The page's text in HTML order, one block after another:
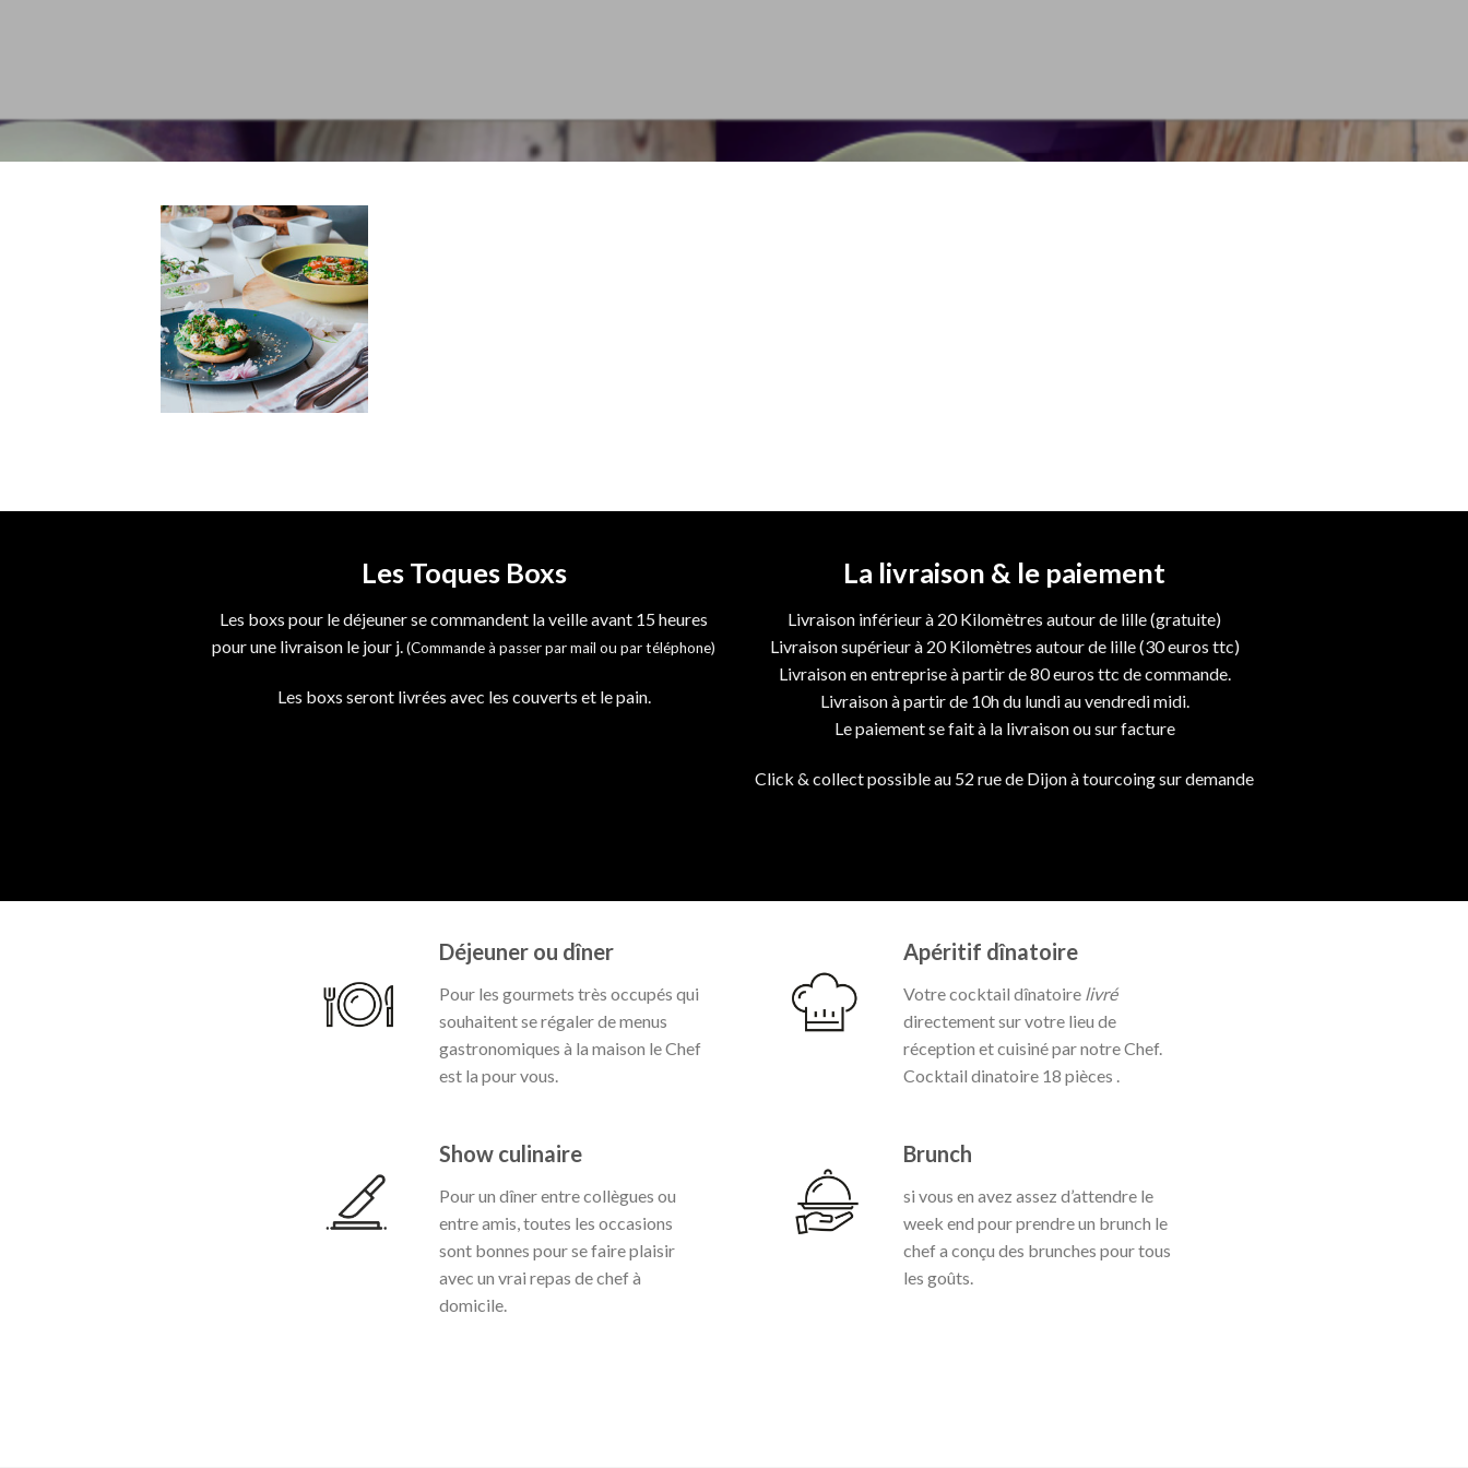
Les Toques Boxs
Les boxs pour le déjeuner se commandent la veille avant 15 heures
pour une livraison le jour j. (Commande à passer par mail ou par téléphone)
Les boxs seront livrées avec les couverts et le pain.
La livraison & le paiement
Livraison inférieur à 20 Kilomètres autour de lille (gratuite)
Livraison supérieur à 20 Kilomètres autour de lille (30 euros ttc)
Livraison en entreprise à partir de 80 euros ttc de commande.
Livraison à partir de 10h du lundi au vendredi midi.
Le paiement se fait à la livraison ou sur facture
Click & collect possible au 52 rue de Dijon à tourcoing sur demande
Déjeuner ou dîner
Pour les gourmets très occupés qui
souhaitent se régaler de menus
gastronomiques à la maison le Chef
est la pour vous.
Show culinaire
Pour un dîner entre collègues ou
entre amis, toutes les occasions
sont bonnes pour se faire plaisir
avec un vrai repas de chef à
domicile.
Apéritif dînatoire
Votre cocktail dînatoire livré
directement sur votre lieu de
réception et cuisiné par notre Chef.
Cocktail dinatoire 18 pièces .
Brunch
si vous en avez assez d’attendre le
week end pour prendre un brunch le
chefa conçu des brunches pour tous
les goûts.